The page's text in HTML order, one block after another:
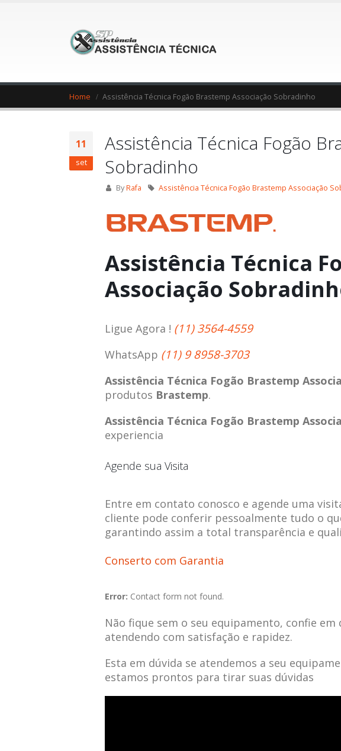
Home Assistência Técnica Fogão Brastemp Associação Sobradinho
11
set
Assistência Técnica Fogão
Sobradinho
ByRafa Assistência Técnica Fogão Brastemp Associação
Assistência Técnica
Associação
Ligue Agora ! (11) 3564-4559
WhatsApp (11) 9 8958-3703
Assistência Técnica Fogão Brastemp
produtos Brastemp.
Assistência Técnica Fogão Brastemp
experiencia
Agende sua Visita
Entre em contato conosco e agende uma
cliente pode conferir pessoalmente tudo o
garantindo assim a total transparência e
Conserto com Garantia
Error: Contact form not found.
Não fique sem o seu equipamento, confie
atendendo com satisfação e rapidez.
Esta em dúvida se atendemos a seu
estamos prontos para tirar suas dúvidas